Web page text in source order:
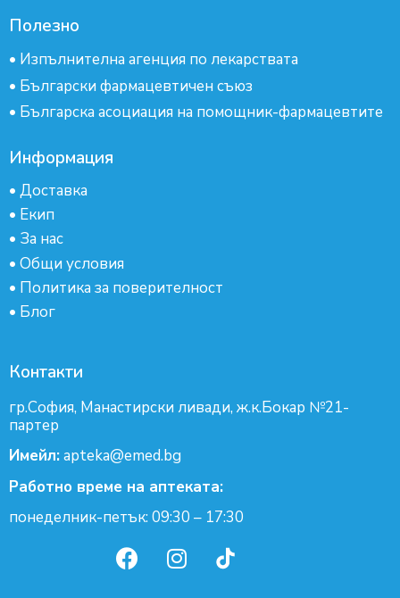
Полезно
• Изпълнителна агенция по лекарствата
• Български фармацевтичен съюз
• Българска асоциация на помощник-фармацевтите
Информация
• Доставка
• Екип
• За нас
• Общи условия
• Политика за поверителност
• Блог
Контакти
гр.София, Манастирски ливади, ж.к.Бокар №21-
партер
Имейл:apteka@emed.bg
Работно време на аптеката:
понеделник-петък: 09:30 – 17:30